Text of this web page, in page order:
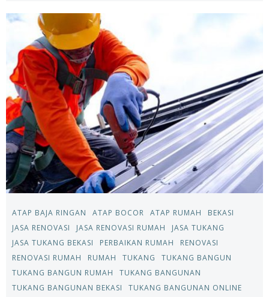
ATAP BAJA RINGAN ATAP BOCOR ATAP RUMAH
BEKASI
JASA RENOVASI
JASA RENOVASI RUMAH
JASA TUKANG
JASA TUKANG BEKASI
PERBAIKAN RUMAH
RENOVASI
RENOVASI RUMAH
RUMAH TUKANG
TUKANG BANGUN
TUKANG BANGUN RUMAH
TUKANG BANGUNAN
TUKANG BANGUNAN BEKASI
TUKANG BANGUNAN ONLINE